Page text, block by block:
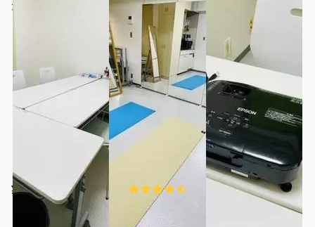
大塚シャトレトーコー
¥110 〜 ¥1098
(2件)
大塚駅 徒歩2分 東京都豊島区北大塚2丁目2−13